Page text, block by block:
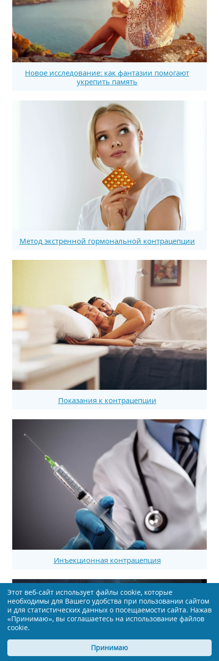
Новое исследование: как фантазии помогают
укрепить память
Метод экстренной гормональной контрацепции
Показания к контрацепции
Инъекционная контрацепция
Этот веб-сайт использует файлы cookie, которые
необходимы для Вашего удобства при пользовании сайтом
и для статистических данных о посещаемости сайта. Нажав
«Принимаю», вы соглашаетесь на использование файлов
cookie.
Принимаю